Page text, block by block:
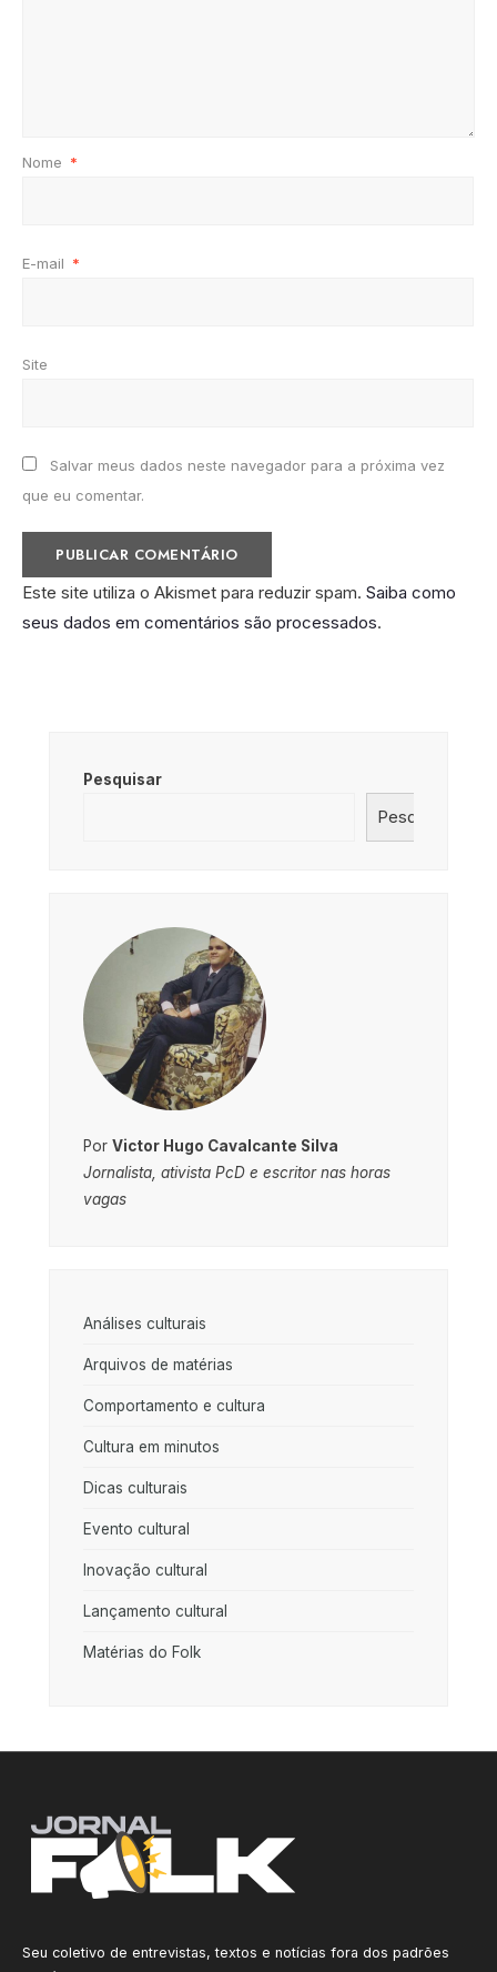
Nome *
E-mail *
Site
Salvar meus dados neste navegador para a próxima vez
que eu comentar.
Este site utiliza o Akismet para reduzir spam. Saiba como
seus dados em comentários são processados.
Pesquisar
Pesquisar
Por Victor Hugo Cavalcante Silva
Jornalista, ativista PcD e escritor nas horas
vagas
Análises culturais
Arquivos de matérias
Comportamento e cultura
Cultura em minutos
Dicas culturais
Evento cultural
Inovação cultural
Lançamento cultural
Matérias do Folk
Seu coletivo de entrevistas, textos e notícias fora dos padrões